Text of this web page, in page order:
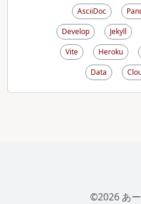
AsciiDoc
Develop
Jekyll
Vite
Heroku
Data
©2026 あ